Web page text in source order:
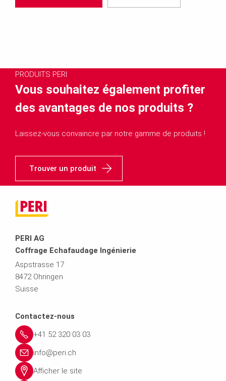
PRODUITS PERI
Vous souhaitez également profiter
des avantages de nos produits ?
Laissez-vous convaincre par notre gamme de produits !
Trouver un produit
PERI AG
Coffrage Echafaudage Ingénierie
Aspstrasse 17
8472 Ohringen
Suisse
Contactez-nous
+41 52 320 03 03
info@peri.ch
Afficher le site